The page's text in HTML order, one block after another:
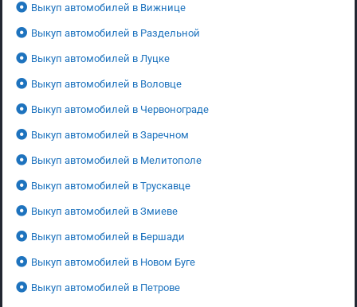
Выкуп автомобилей в Вижнице
Выкуп автомобилей в Раздельной
Выкуп автомобилей в Луцке
Выкуп автомобилей в Воловце
Выкуп автомобилей в Червонограде
Выкуп автомобилей в Заречном
Выкуп автомобилей в Мелитополе
Выкуп автомобилей в Трускавце
Выкуп автомобилей в Змиеве
Выкуп автомобилей в Бершади
Выкуп автомобилей в Новом Буге
Выкуп автомобилей в Петрове